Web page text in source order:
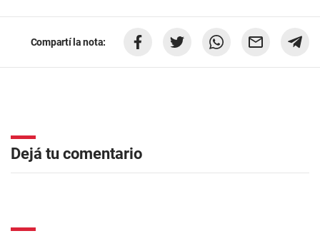
Compartí la nota:
Dejá tu comentario